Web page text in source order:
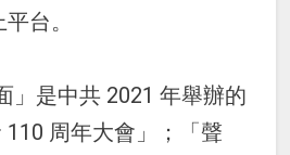
台。
」是中共 2021 年舉辦的
110 周年大會」；「聲